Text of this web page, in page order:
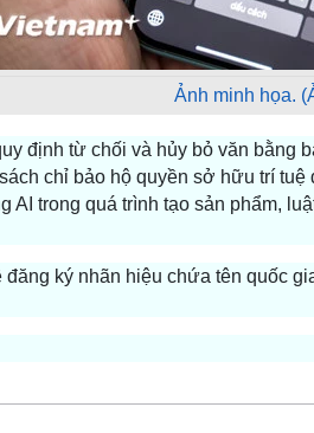
Ảnh minh họa.
định từ chối và hủy bỏ văn bằng
chỉ bảo hộ quyền sở hữu trí
trong quá trình tạo sản phẩm,
đăng ký nhãn hiệu chứa tên quốc